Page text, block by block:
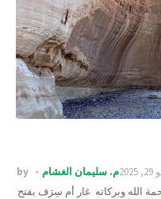
by م. سليمان الغشام
الله وبركاته غار أم سِرَف بفتح